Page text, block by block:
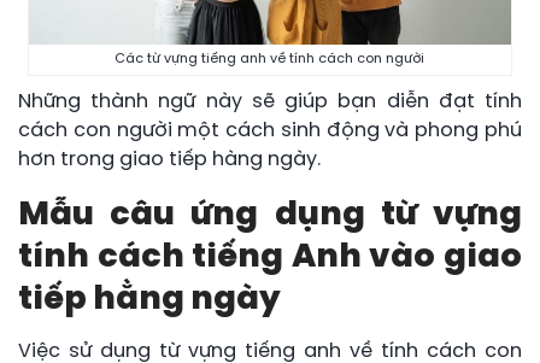
Các từ vựng tiếng anh về tính cách con người
Những thành ngữ này sẽ giúp bạn diễn đạt tính
cách con người một cách sinh động và phong phú
hơn trong giao tiếp hàng ngày.
Mẫu câu ứng dụng từ vựng
tính cách tiếng Anh vào giao
tiếp hằng ngày
Việc sử dụng từ vựng tiếng anh về tính cách con